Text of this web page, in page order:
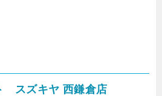
スズキヤ 西鎌倉店